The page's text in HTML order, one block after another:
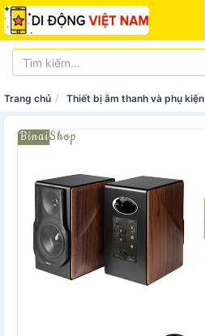
Trang chủ Thiết bị âm thanh và phụ kiện